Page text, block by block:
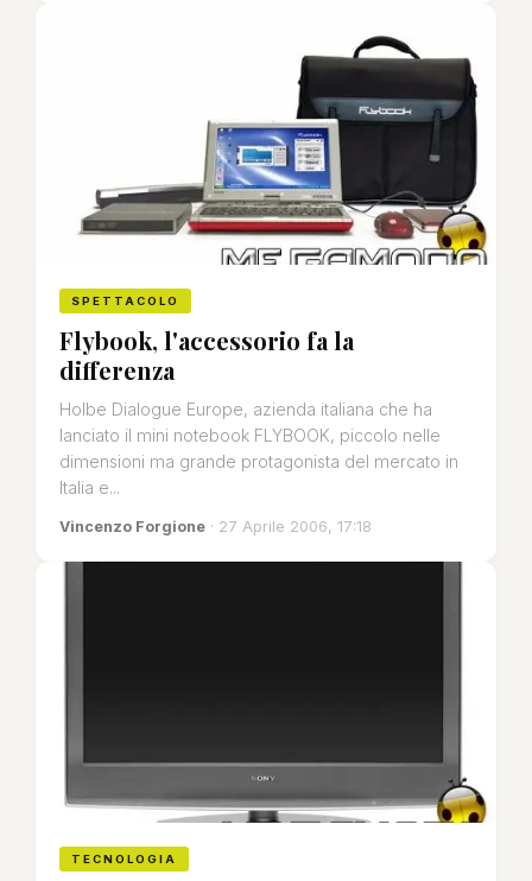
SPETTACOLO
Flybook, l'accessorio fa la
differenza
Holbe Dialogue Europe, azienda italiana che ha
lanciato il mini notebook FLYBOOK, piccolo nelle
dimensioni ma grande protagonista del mercato in
Italia e...
Vincenzo Forgione · 27 Aprile 2006, 17:18
TECNOLOGIA